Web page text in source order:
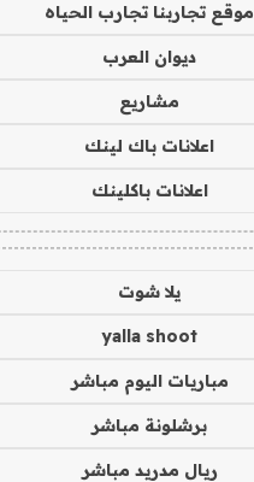
موقع تجاربنا تجارب الحياه
ديوان العرب
مشاريع
اعلانات باك لينك
اعلانات باكلينك
يلا شوت
yalla shoot
مباريات اليوم مباشر
برشلونة مباشر
ريال مدريد مباشر